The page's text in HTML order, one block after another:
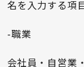
名を入力する項
-職業
会社員・自営業